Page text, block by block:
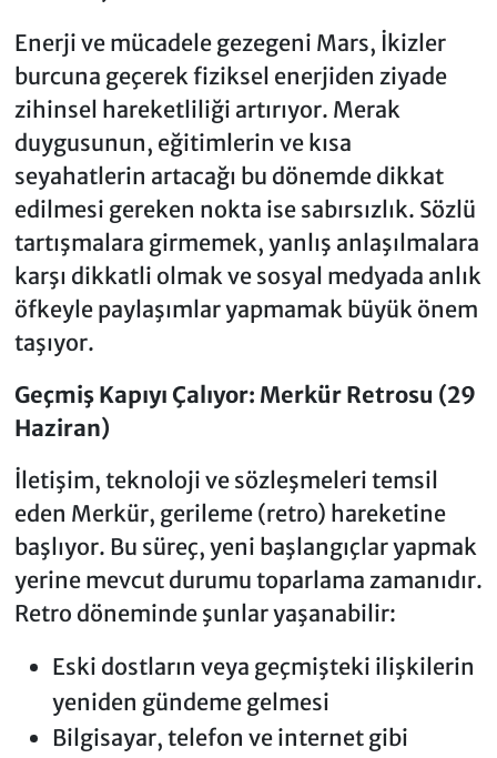
Enerji ve mücadele gezegeni Mars, İkizler
burcuna geçerek fiziksel enerjiden ziyade
zihinsel hareketliliği artırıyor. Merak
duygusunun, eğitimlerin ve kısa
seyahatlerin artacağı bu dönemde dikkat
edilmesi gereken nokta ise sabırsızlık. Sözlü
tartışmalara girmemek, yanlış anlaşılmalara
karşı dikkatli olmak ve sosyal medyada anlık
öfkeyle paylaşımlar yapmamak büyük önem
taşıyor.
Geçmiş Kapıyı Çalıyor: Merkür Retrosu (29
Haziran)
İletişim, teknoloji ve sözleşmeleri temsil
eden Merkür, gerileme (retro) hareketine
başlıyor. Bu süreç, yeni başlangıçlar yapmak
yerine mevcut durumu toparlama zamanıdır.
Retro döneminde şunlar yaşanabilir:
Eski dostların veya geçmişteki ilişkilerin
yeniden gündeme gelmesi
Bilgisayar, telefon ve internet gibi